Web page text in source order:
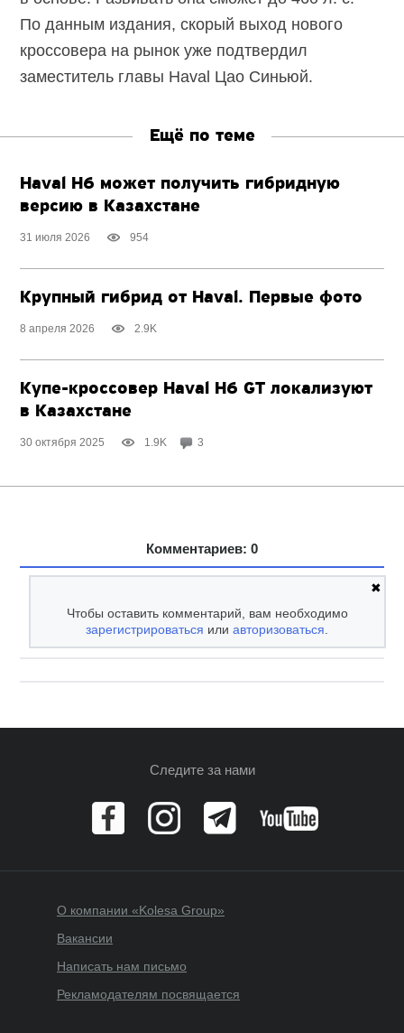
По данным издания, скорый выход нового
кроссовера на рынок уже подтвердил
заместитель главы Haval Цао Синьюй.
Ещё по теме
Haval H6 может получить гибридную
версию в Казахстане
31 июля 2026 954
Крупный гибрид от Haval. Первые фото
8 апреля 2026 2.9K
Купе-кроссовер Haval H6 GT локализуют
в Казахстане
30 октября 2025 1.9K 3
Комментариев: 0
✖
Чтобы оставить комментарий, вам необходимо
зарегистрироваться илиавторизоваться.
Следите за нами
О компании «Kolesa Group»
Вакансии
Написать нам письмо
Рекламодателям посвящается